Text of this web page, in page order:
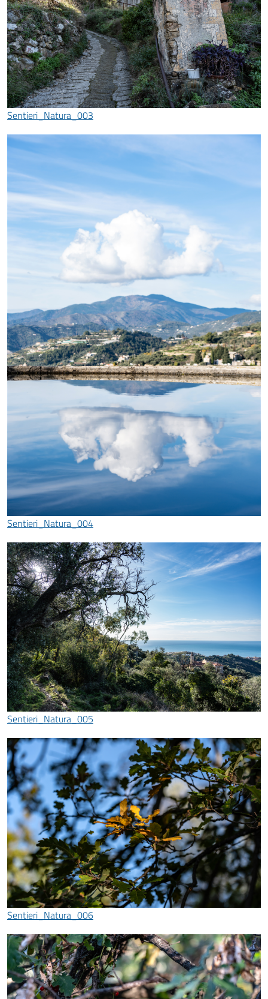
Sentieri_Natura_003
Sentieri_Natura_004
Sentieri_Natura_005
Sentieri_Natura_006